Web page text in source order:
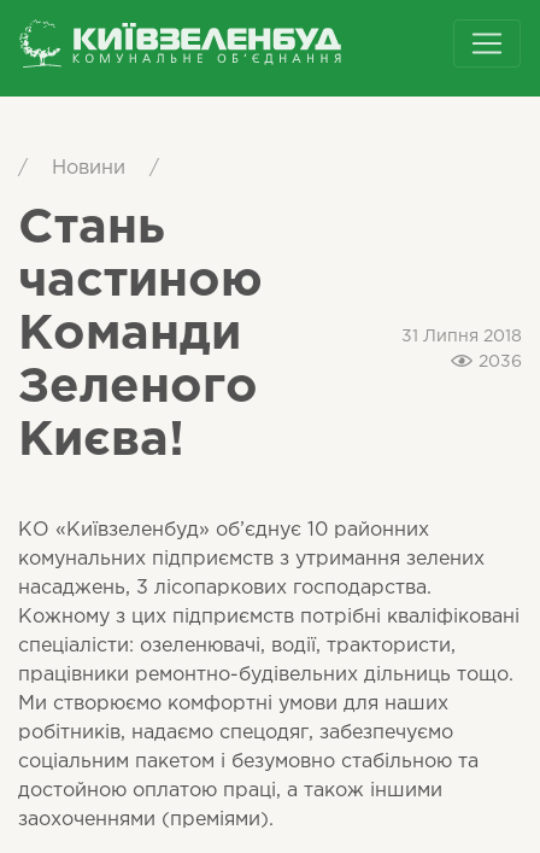
/ Новини /
Стань
частиною
Команди
Зеленого
Києва!
31 Липня 2018
2036
КО «Київзеленбуд» об’єднує 10 районних
комунальних підприємств з утримання зелених
насаджень, 3 лісопаркових господарства.
Кожному з цих підприємств потрібні кваліфіковані
спеціалісти: озеленювачі, водії, трактористи,
працівники ремонтно-будівельних дільниць тощо.
Ми створюємо комфортні умови для наших
робітників, надаємо спецодяг, забезпечуємо
соціальним пакетом і безумовно стабільною та
достойною оплатою праці, а також іншими
заохоченнями (преміями).